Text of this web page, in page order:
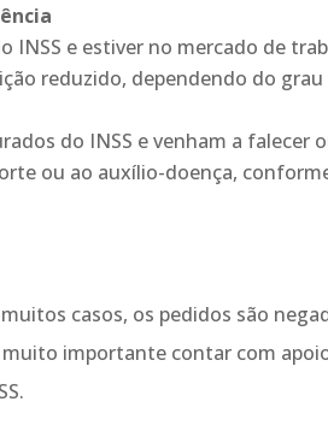
INSS e estiver no mercado de
reduzido, dependendo do grau
do INSS e venham a
ou ao auxílio-doença,
casos, os pedidos são
importante contar com